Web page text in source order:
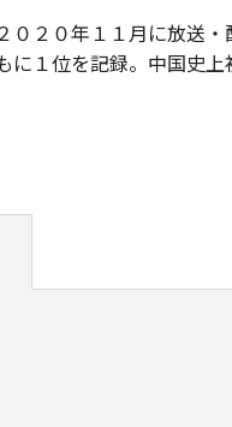
０２０年１１月に放送
に１位を記録。中国史